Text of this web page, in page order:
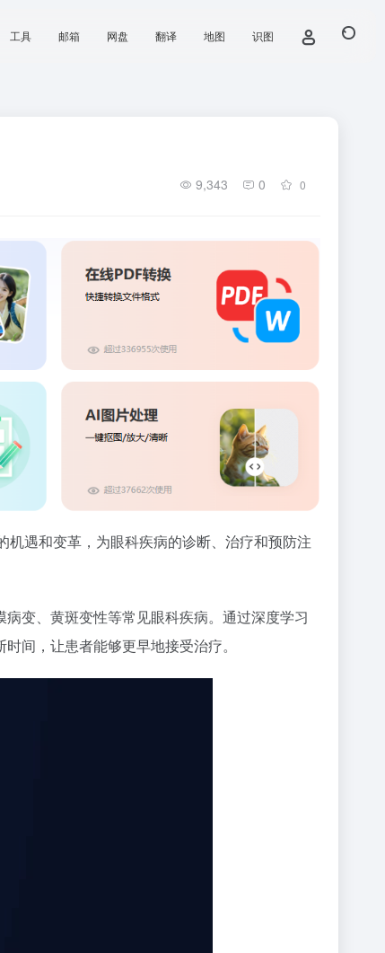
工具 邮箱 网盘 翻译 地图 识图
9,343 0 0
遇和变革，为眼科疾病的诊断、治疗和预防注
变、黄斑变性等常见眼科疾病。通过深度学习
间，让患者能够更早地接受治疗。